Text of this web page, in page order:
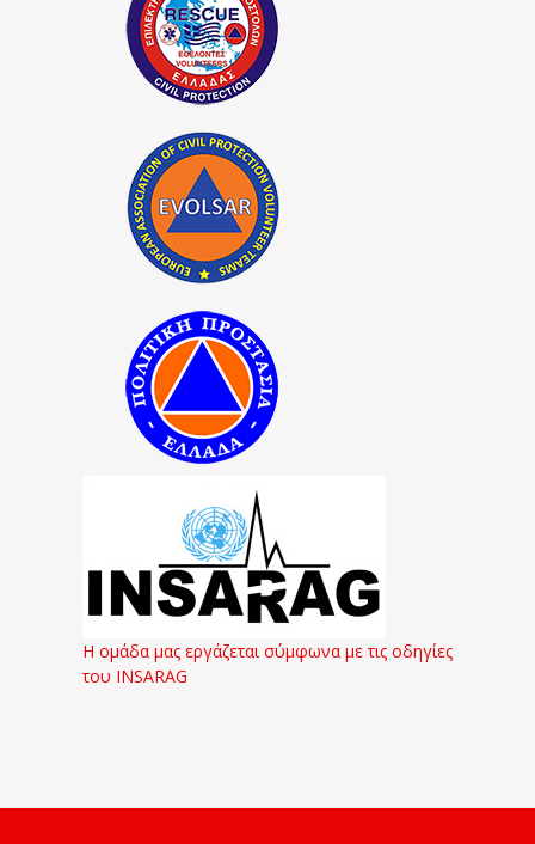
Η ομάδα μας εργάζεται σύμφωνα με τις οδηγίες
του INSARAG